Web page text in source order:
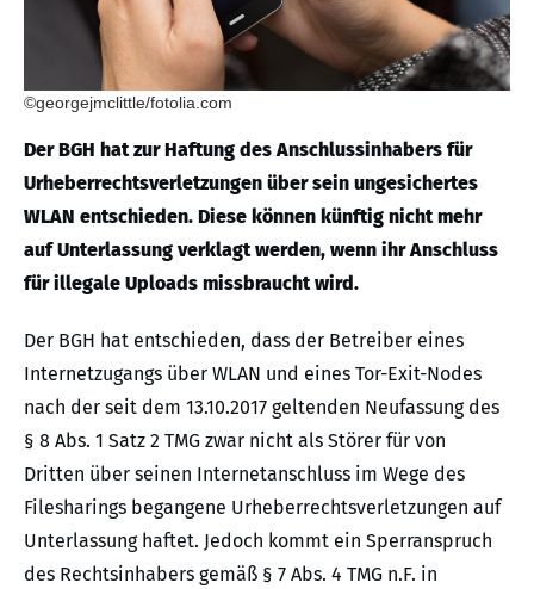
©georgejmclittle/fotolia.com
Der BGH hat zur Haftung des Anschlussinhabers für
Urheberrechtsverletzungen über sein ungesichertes
WLAN entschieden. Diese können künftig nicht mehr
auf Unterlassung verklagt werden, wenn ihr Anschluss
für illegale Uploads missbraucht wird.
Der BGH hat entschieden, dass der Betreiber eines
Internetzugangs über WLAN und eines Tor-Exit-Nodes
nach der seit dem 13.10.2017 geltenden Neufassung des
§ 8 Abs. 1 Satz 2 TMG zwar nicht als Störer für von
Dritten über seinen Internetanschluss im Wege des
Filesharings begangene Urheberrechtsverletzungen auf
Unterlassung haftet. Jedoch kommt ein Sperranspruch
des Rechtsinhabers gemäß § 7 Abs. 4 TMG n.F. in